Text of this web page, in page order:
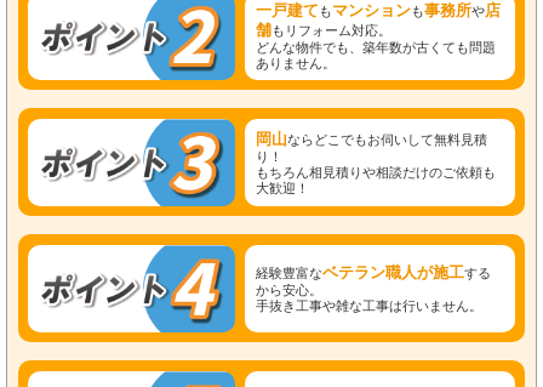
一戸建て もマンションも事務所や店
舗もリフォーム対応。
どんな物件でも、築年数が古くても問題
ありません。
岡山ならどこでもお伺いして無料見積
り！
もちろん相見積りや相談だけのご依頼も
大歓迎！
経験豊富なベテラン職人が施工する
から安心。
手抜き工事や雑な工事は行いません。